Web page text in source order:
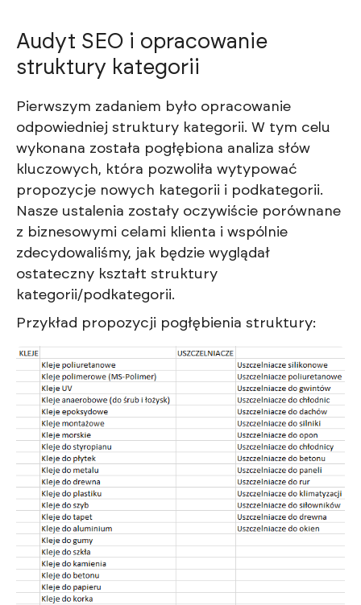
Audyt SEO i opracowanie
struktury kategorii
Pierwszym zadaniem było opracowanie
odpowiedniej struktury kategorii. W tym celu
wykonana została pogłębiona analiza słów
kluczowych, która pozwoliła wytypować
propozycje nowych kategorii i podkategorii.
Nasze ustalenia zostały oczywiście porównane
z biznesowymi celami klienta i wspólnie
zdecydowaliśmy, jak będzie wyglądał
ostateczny kształt struktury
kategorii/podkategorii.
Przykład propozycji pogłębienia struktury: